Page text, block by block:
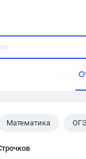
Математика ОГЭ